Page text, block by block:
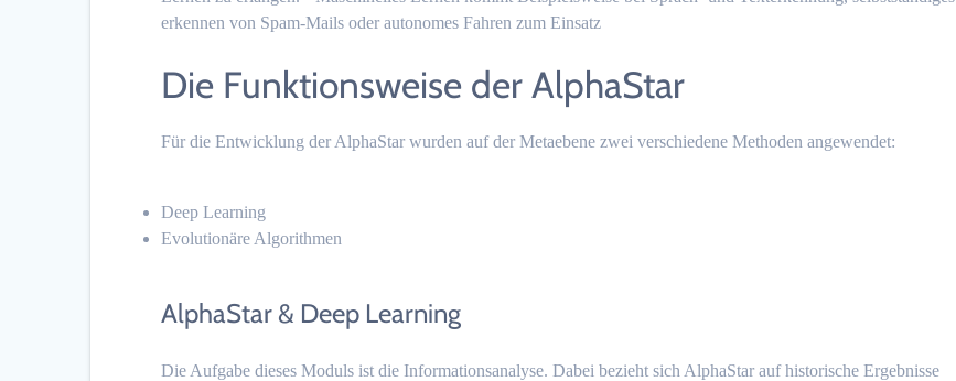
erkennen von Spam-Mails oder autonomes Fahren zum Einsatz
Die Funktionsweise der AlphaStar
Für die Entwicklung der AlphaStar wurden auf der Metaebene zwei verschiedene Methoden angewendet:
Deep Learning
Evolutionäre Algorithmen
AlphaStar & Deep Learning
Die Aufgabe dieses Moduls ist die Informationsanalyse. Dabei bezieht sich AlphaStar auf historische Ergebnisse